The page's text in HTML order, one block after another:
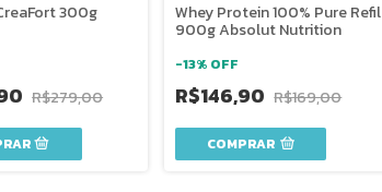
300g
R$279,00
Whey Protein 100% Pure Refil
900g Absolut Nutrition
-13% OFF
R$146,90 R$169,00
COMPRAR